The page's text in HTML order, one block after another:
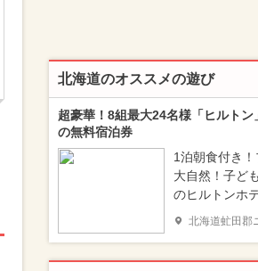
北海道のオススメの遊び
超豪華！8組最大24名様「ヒルトン
の無料宿泊券
1泊朝食付き！
大自然！子ど
のヒルトンホ
北海道虻田郡ニ